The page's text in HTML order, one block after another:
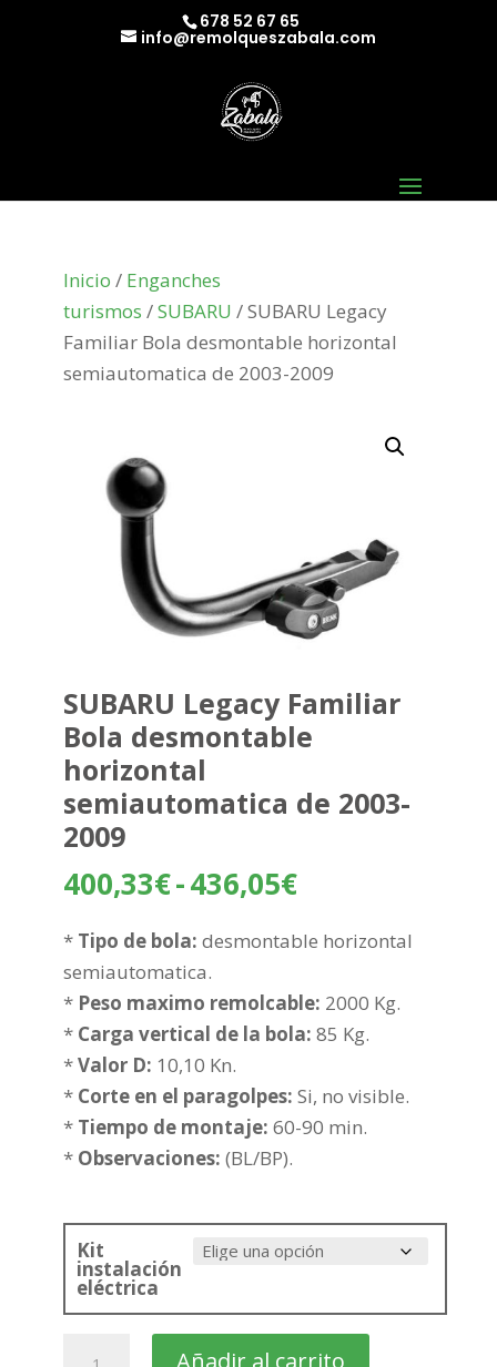
678 52 67 65
info@remolqueszabala.com
Inicio / Enganches
turismos /SUBARU / SUBARU Legacy
Familiar Bola desmontable horizontal
semiautomatica de 2003-2009
SUBARU Legacy Familiar
Bola desmontable
horizontal
semiautomatica de 2003-
2009
400,33€-436,05€Rango
precios:
400,33€
hasta
* Tipo de bola: desmontable horizontal
semiautomatica.
* Peso maximo remolcable: 2000 Kg.
* Carga vertical de la bola: 85 Kg.
*Valor D: 10,10 Kn.
* Corte en el paragolpes: Si, no visible.
* Tiempo de montaje: 60-90 min.
* Observaciones: (BL/BP).
Kit
instalación
eléctrica
Añadir al carrito